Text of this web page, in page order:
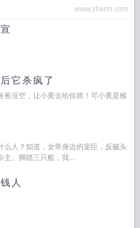
www.zherm.com
它杀疯了
爸没空，让小黄去给你抓！可小黄是猴
么人？知道，女帝身边的宠臣，反贼头
主。脚踏三只船，我...
人